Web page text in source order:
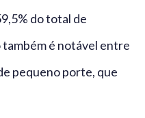
do total de
é notável entre
pequeno porte, que